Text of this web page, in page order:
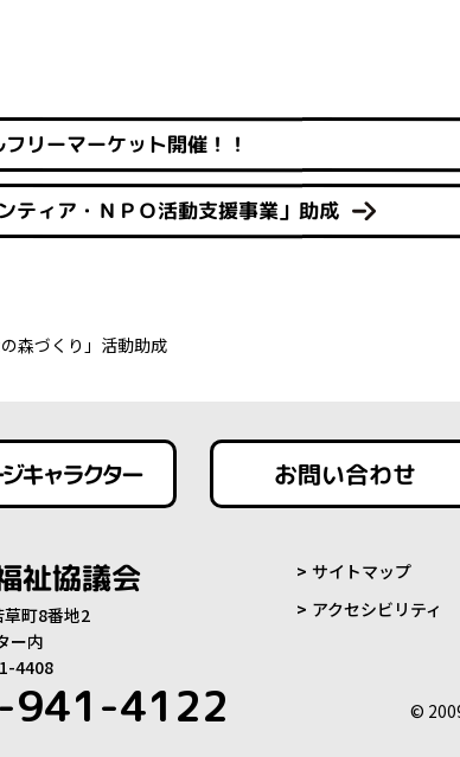
リーマーケット開催！！
ティア・ＮＰＯ活動支援事業」助成
森づくり」活動助成
キャラクター お問い合わせ
祉協議会
町8番地2
ー内
4408
941-4122
サイトマップ
アクセシビリティ
©